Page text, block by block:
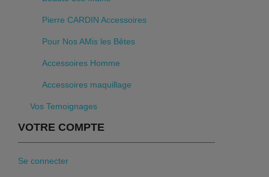
Pierre CARDIN Accessoires
Pour Nos AMis les Bêtes
Accessoires Homme
Accessoires maquillage
Vos Temoignages
VOTRE COMPTE
Se connecter